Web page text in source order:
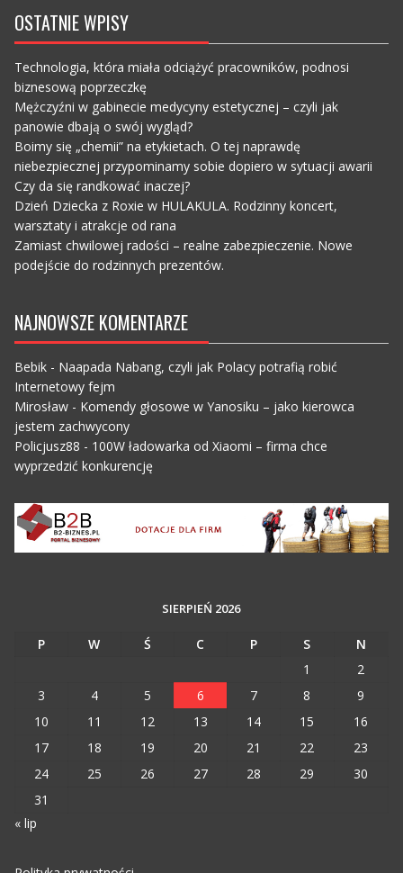
OSTATNIE WPISY
Technologia, która miała odciążyć pracowników, podnosi
biznesową poprzeczkę
Mężczyźni w gabinecie medycyny estetycznej – czyli jak
panowie dbają o swój wygląd?
Boimy się „chemii” na etykietach. O tej naprawdę
niebezpiecznej przypominamy sobie dopiero w sytuacji awarii
Czy da się randkować inaczej?
Dzień Dziecka z Roxie w HULAKULA. Rodzinny koncert,
warsztaty i atrakcje od rana
Zamiast chwilowej radości – realne zabezpieczenie. Nowe
podejście do rodzinnych prezentów.
NAJNOWSZE KOMENTARZE
Bebik- Naapada Nabang, czyli jak Polacy potrafią robić
Internetowy fejm
Mirosław- Komendy głosowe w Yanosiku – jako kierowca
jestem zachwycony
Policjusz88 - 100W ładowarka od Xiaomi – firma chce
wyprzedzić konkurencję
SIERPIEŃ 2026
P W Ś C P S
N
1
2
3
4 5 6 7 8
9
10
11 12 13 14 15
16
17
18 19 20 21 22
23
24
25 26 27 28 29
30
31
« lip